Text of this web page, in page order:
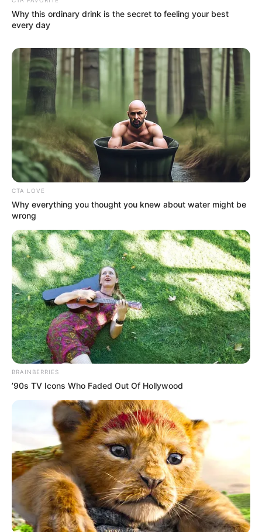
mandátumát azt követően vette fel, hogy a
kampányban még azt ígérte:
„nem lesz európai parlamenti képviselő.”
Why this ordinary drink is the secret to feeling your best
every day
CTA LOVE
Why everything you thought you knew about water might be
wrong
BRAINBERRIES
’90s TV Icons Who Faded Out Of Hollywood